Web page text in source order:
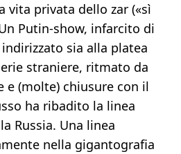
vita privata dello zar («sì
Putin-show, infarcito di
sia alla platea
straniere, ritmato da
e (molte) chiusure con il
ha ribadito la linea
Russia. Una linea
nella gigantografia